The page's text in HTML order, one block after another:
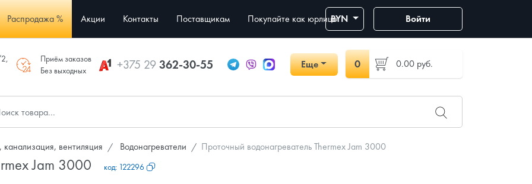
Распродажа % Акции Контакты Поставщикам Покупайте как юрлицоBYN Войти
Приём заказов
Без выходных
+375 29362-30-55 Еще 0 0.00 руб.
вентиляция Водонагреватели Проточный водонагреватель Thermex Jam 3000
Jam 3000 код: 122296